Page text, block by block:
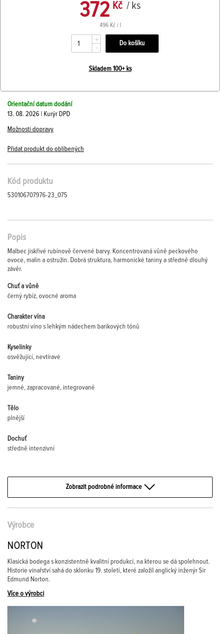
372 Kč / ks
496 Kč / l
+
-
Skladem 100+ ks
Orientační datum dodání
13. 08. 2026 | Kurýr DPD
Možnosti dopravy
Přidat produkt do oblíbených
Kód produktu
530106707976-23_075
Popis
Malbec jiskřivé rubínově červené barvy. Koncentrovaná vůně peckového
ovoce, malin a ostružin. Dobrá struktura, harmonické taniny a středně dlouhý
závěr.
Chuť a vůně
černý rybíz, ovocné aroma
Charakter vína
robustní víno s lehkým nádechem barikových tónů
Kyselinky
osvěžující, nevtíravé
Taniny
jemné, zapracované, integrované
Tělo
plnější
Dochuť
středně intenzivní
Zobrazit podrobné informace
Výrobce
NORTON
Klasická bodega s konzistentně kvalitní produkcí, na kterou se dá spolehnout.
Historie vinařství sahá do sklonku 19. století, které založil anglický inženýr Sir
Edmund Norton.
Více o výrobci